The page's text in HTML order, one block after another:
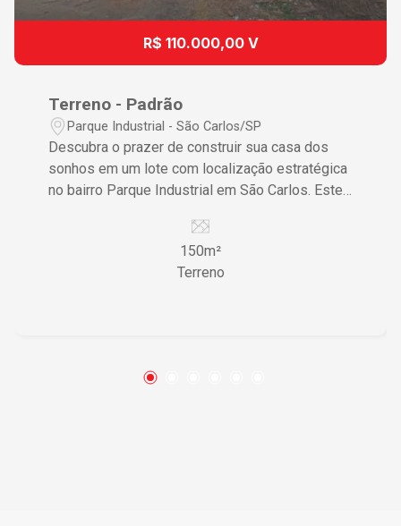
R$ 110.000,00 V
Terreno - Padrão
Parque Industrial - São Carlos/SP
Descubra o prazer de construir sua casa dos
sonhos em um lote com localização estratégica
no bairro Parque Industrial em São Carlos. Este
projetar e edificar um lar exatamente como você
plano proporcionando facilidade na construção •
Flexibilidade para construir conforme
150m²
Terreno